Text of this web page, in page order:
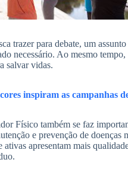
trazer para debate, um
necessário. Ao mesmo
salvar vidas.
inspiram as campanhas
Físico também se faz
e prevenção de doenças
apresentam mais